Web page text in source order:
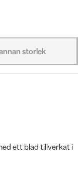
storlek
ett blad tillverkat i